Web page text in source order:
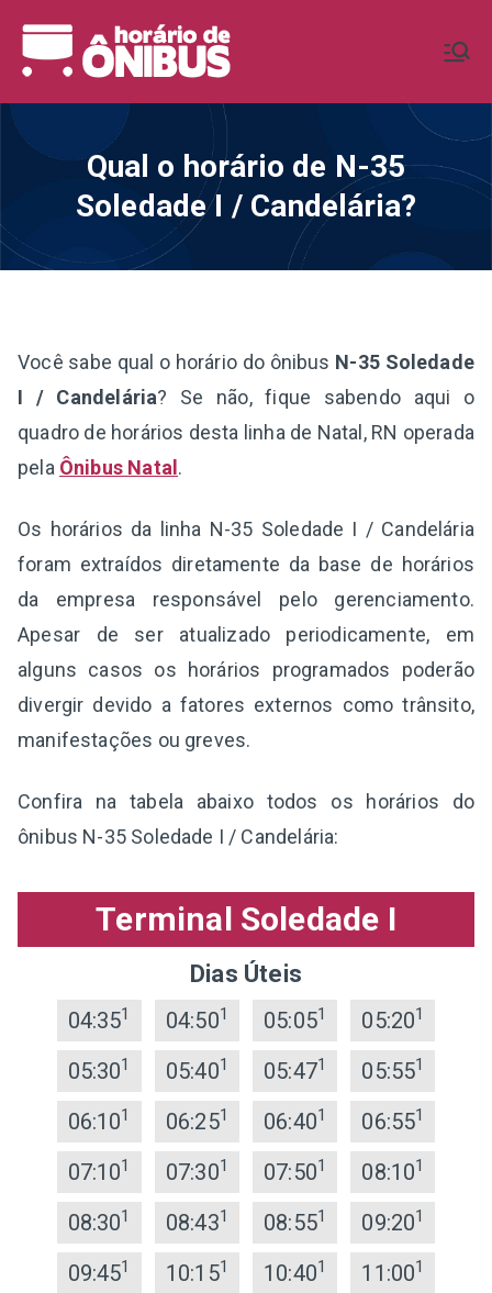
para
Ônibus BR
Horários de Ônibus de todo o
Qual o horário de N-35
Soledade I / Candelária?
Você sabe qual o horário do ônibus N-35 Soledade
I / Candelária? Se não, fique sabendo aqui o
quadro de horários desta linha de Natal, RN operada
pela Ônibus Natal.
Os horários da linha N-35 Soledade I / Candelária
foram extraídos diretamente da base de horários
da empresa responsável pelo gerenciamento.
Apesar de ser atualizado periodicamente, em
alguns casos os horários programados poderão
divergir devido a fatores externos como trânsito,
manifestações ou greves.
Confira na tabela abaixo todos os horários do
ônibus N-35 Soledade I / Candelária:
Terminal Soledade I
Dias Úteis
04:351 04:501 05:051 05:201
05:301 05:401 05:471 05:551
06:101 06:251 06:401 06:551
07:101 07:301 07:501 08:101
08:301 08:431 08:551 09:201
09:451 10:151 10:401 11:001